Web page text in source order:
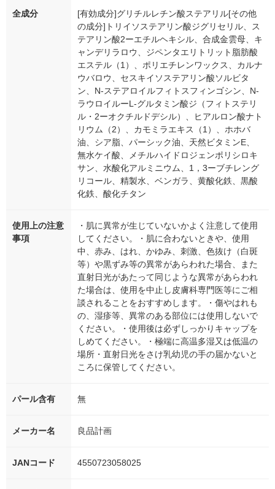
全成分
[有効成分]グリチルレチン酸ステアリル[その他
の成分]トリイソステアリン酸ジグリセリル、ス
テアリン酸2ーエチルヘキシル、合成金雲母、キ
ャンデリラロウ、ジペンタエリトリット脂肪酸
エステル（1）、ポリエチレンワックス、カルナ
ウバロウ、セスキイソステアリン酸ソルビタ
ン、N-ステアロイルフィトスフィンゴシン、N-
ラウロイルーL-グルタミン酸ジ（フィトステリ
ル・2ーオクチルドデシル）、ヒアルロン酸ナト
リウム（2）、カモミラエキス（1）、ホホバ
油、シア脂、パーシック油、天然ビタミンE、
無水ケイ酸、メチルハイドロジェンポリシロキ
サン、水酸化アルミニウム、1，3ーブチレング
リコール、精製水、ベンガラ、黄酸化鉄、黒酸
化鉄、酸化チタン
使用上の注意
事項
・肌に異常が生じていないかよく注意して使用
してください。・肌に合わないときや、使用
中、赤み、はれ、かゆみ、刺激、色抜け（白斑
等）や黒ずみ等の異常があらわれた場合、また
直射日光があたって同じような異常があらわれ
た場合は、使用を中止し皮膚科専門医等にご相
談されることをおすすめします。・傷やはれも
の、湿疹等、異常のある部位には使用しないで
ください。・使用後は必ずしっかりキャップを
しめてください。・極端に高温多湿又は低温の
場所・直射日光をさけ乳幼児の手の届かないと
ころに保管してください。
パール含有 無
メーカー名 良品計画
JANコード 4550723058025